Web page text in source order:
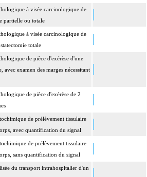
à visée carcinologique de
partielle ou totale
à visée carcinologique de
totale
de pièce d'exérèse d'une
avec examen des marges nécessitant
de pièce d'exérèse de 2
de prélèvement tissulaire
avec quantification du signal
de prélèvement tissulaire
sans quantification du signal
du transport intrahospitalier d'un